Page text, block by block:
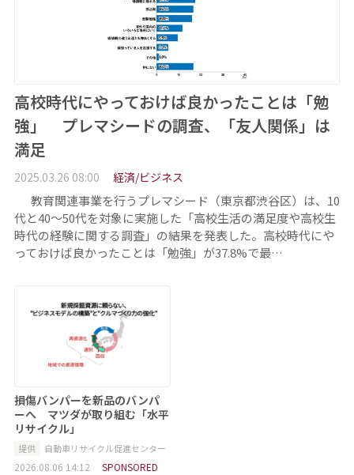
高校時代にやっておけば良かったことは「勉
強」 プレマシードの調査、「友人関係」は
満足
2025.03.26 08:00 経済/ビジネス
教育関連事業を行うプレマシード（東京都渋谷区）は、10
代と40～50代を対象に実施した「高校生活の満足度や高校生
時代の経験に関する調査」の結果を発表した。高校時代にや
っておけば良かったことは「勉強」が37.8%で最…
損傷バンパーを新品のバンパ
ーへ マツダが取り組む「水平
リサイクル」
提供 自動車リサイクル促進センター
2026.08.06 14:12 SPONSORED